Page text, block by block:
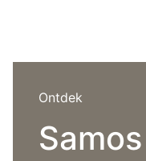
Taalkeuze
Ontdek
Samos